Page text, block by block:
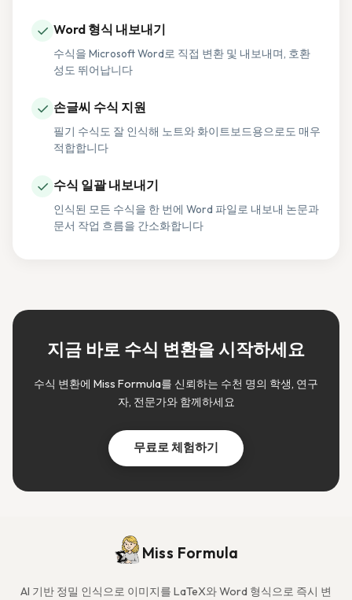
✓ Word 형식 내보내기
수식을 Microsoft Word로 직접 변환 및 내보내며, 호환
성도 뛰어납니다
✓ 손글씨 수식 지원
필기 수식도 잘 인식해 노트와 화이트보드용으로도 매우
적합합니다
✓ 수식 일괄 내보내기
인식된 모든 수식을 한 번에 Word 파일로 내보내 논문과
문서 작업 흐름을 간소화합니다
지금 바로 수식 변환을 시작하세요
수식 변환에 Miss Formula를 신뢰하는 수천 명의 학생, 연구
자, 전문가와 함께하세요
무료로 체험하기
Miss Formula
AI 기반 정밀 인식으로 이미지를 LaTeX와 Word 형식으로 즉시 변